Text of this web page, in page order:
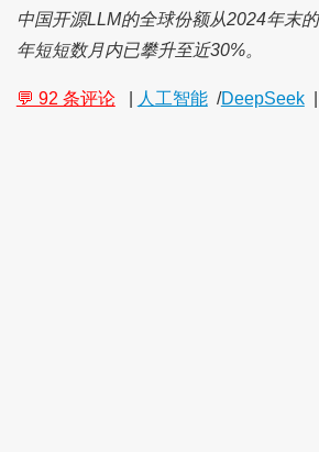
中国开源LLM的全球份额从2024年末
年短短数月内已攀升至近30%。
💬 92 条评论 人工智能 /DeepSeek